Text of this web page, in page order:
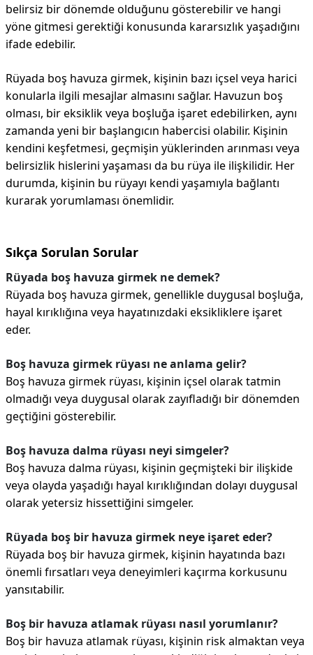
belirsiz bir dönemde olduğunu gösterebilir ve hangi
yöne gitmesi gerektiği konusunda kararsızlık yaşadığını
ifade edebilir.
Rüyada boş havuza girmek, kişinin bazı içsel veya harici
konularla ilgili mesajlar almasını sağlar. Havuzun boş
olması, bir eksiklik veya boşluğa işaret edebilirken, aynı
zamanda yeni bir başlangıcın habercisi olabilir. Kişinin
kendini keşfetmesi, geçmişin yüklerinden arınması veya
belirsizlik hislerini yaşaması da bu rüya ile ilişkilidir. Her
durumda, kişinin bu rüyayı kendi yaşamıyla bağlantı
kurarak yorumlaması önemlidir.
Sıkça Sorulan Sorular
Rüyada boş havuza girmek ne demek?
Rüyada boş havuza girmek, genellikle duygusal boşluğa,
hayal kırıklığına veya hayatınızdaki eksikliklere işaret
eder.
Boş havuza girmek rüyası ne anlama gelir?
Boş havuza girmek rüyası, kişinin içsel olarak tatmin
olmadığı veya duygusal olarak zayıfladığı bir dönemden
geçtiğini gösterebilir.
Boş havuza dalma rüyası neyi simgeler?
Boş havuza dalma rüyası, kişinin geçmişteki bir ilişkide
veya olayda yaşadığı hayal kırıklığından dolayı duygusal
olarak yetersiz hissettiğini simgeler.
Rüyada boş bir havuza girmek neye işaret eder?
Rüyada boş bir havuza girmek, kişinin hayatında bazı
önemli fırsatları veya deneyimleri kaçırma korkusunu
yansıtabilir.
Boş bir havuza atlamak rüyası nasıl yorumlanır?
Boş bir havuza atlamak rüyası, kişinin risk almaktan veya